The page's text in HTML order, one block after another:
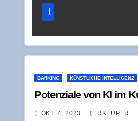
BANKING KÜNSTLICHE INTELLIGENZ
Poten­zia­le von KI im
OKT. 4, 2023 RKEUPER